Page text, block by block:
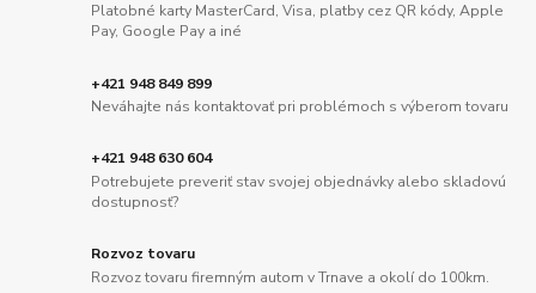
Platobné karty MasterCard, Visa, platby cez QR kódy, Apple
Pay, Google Pay a iné
+421 948 849 899
Neváhajte nás kontaktovať pri problémoch s výberom tovaru
+421 948 630 604
Potrebujete preveriť stav svojej objednávky alebo skladovú
dostupnosť?
Rozvoz tovaru
Rozvoz tovaru firemným autom v Trnave a okolí do 100km.